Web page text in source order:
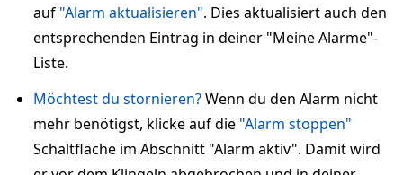
auf "Alarm aktualisieren". Dies aktualisiert auch den
entsprechenden Eintrag in deiner "Meine Alarme"-
Liste.
Möchtest du stornieren?Wenn du den Alarm nicht
mehr benötigst, klicke auf die "Alarm stoppen"
Schaltfläche im Abschnitt "Alarm aktiv". Damit wird